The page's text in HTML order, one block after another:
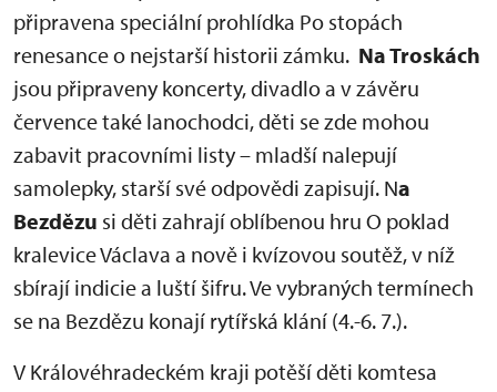
připravena speciální prohlídka Po stopách
renesance o nejstarší historii zámku. Na Troskách
jsou připraveny koncerty, divadlo a v závěru
července také lanochodci, děti se zde mohou
zabavit pracovními listy – mladší nalepují
samolepky, starší své odpovědi zapisují. Na
Bezdězu si děti zahrají oblíbenou hru O poklad
kralevice Václava a nově i kvízovou soutěž, v níž
sbírají indicie a luští šifru. Ve vybraných termínech
se na Bezdězu konají rytířská klání (4.-6. 7.).
V Královéhradeckém kraji potěší děti komtesa